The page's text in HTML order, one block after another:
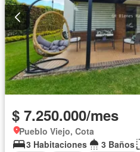
$ 7.250.000/mes
Pueblo Viejo, Cota
3 Habitaciones
3 Baños